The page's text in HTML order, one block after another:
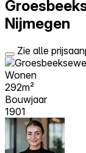
Nijmegen
Zie alle
Wonen
292m²
Bouwjaar
1901